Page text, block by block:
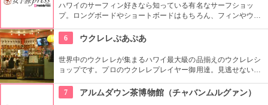
ハワイのサーフィン好きなら知っている有名なサーフショッ
プ。ロングボードやショートボードはもちろん、フィンやウェ
や保管も行っています。
6 ウクレレぷあぷあ
世界中のウクレレが集まるハワイ最大級の品揃えのウクレレシ
ョップです。プロのウクレレプレイヤー御用達。見逃せないの
なるまで教えてくれるなんて、かなり太っ腹じゃないですか。
7 アルムダウン茶博物館（チャバンムルグァン）